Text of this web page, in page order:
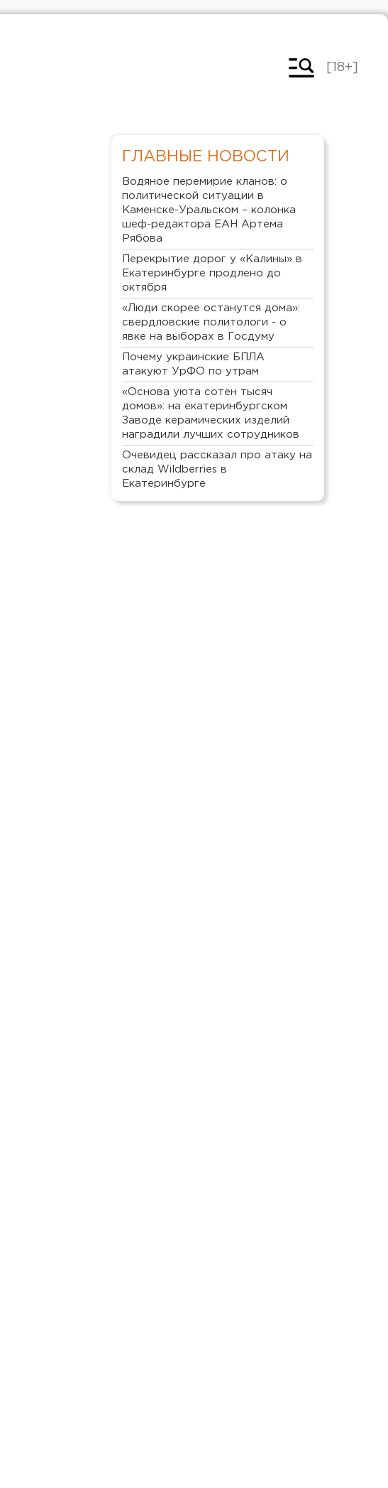
[18+]
ГЛАВНЫЕ НОВОСТИ
Водяное перемирие кланов: о
политической ситуации в
Каменске-Уральском – колонка
шеф-редактора ЕАН Артема
Рябова
Перекрытие дорог у «Калины» в
Екатеринбурге продлено до
октября
«Люди скорее останутся дома»:
свердловские политологи - о
явке на выборах в Госдуму
Почему украинские БПЛА
атакуют УрФО по утрам
«Основа уюта сотен тысяч
домов»: на екатеринбургском
Заводе керамических изделий
наградили лучших сотрудников
Очевидец рассказал про атаку на
склад Wildberries в
Екатеринбурге